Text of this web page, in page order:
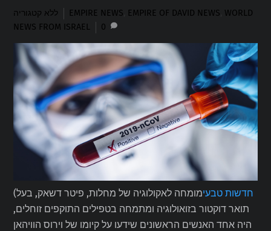
ללא קטגוריה EMPIRE NEWS EMPIRE OF DAVID NEWS WORLD
NEWS FROM ISRAEL
0
( חדשות טבעימומחה לאקולוגיה של מחלות, פיטר דשאק, בעל
תואר דוקטור בזואולוגיה ומתמחה בטפילים התוקפים זוחלים,
היה אחד האנשים הראשונים שידעו על קיומו של וירוס הוויהאן